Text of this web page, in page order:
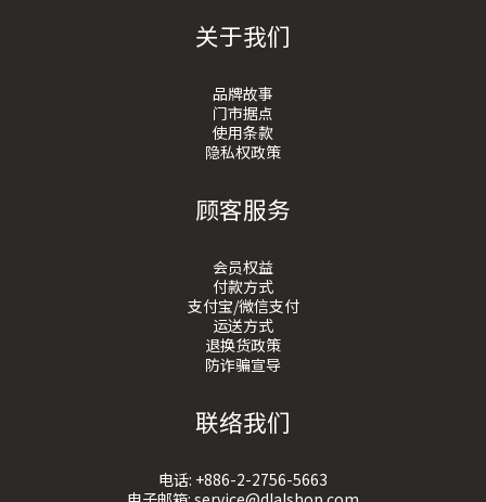
关于我们
品牌故事
门市据点
使用条款
隐私权政策
顾客服务
会员权益
付款方式
支付宝/微信支付
运送方式
退换货政策
防诈骗宣导
联络我们
电话: +886-2-2756-5663